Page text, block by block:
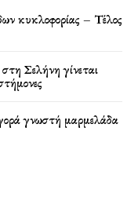
κυκλοφορίας – Τέλος
Σελήνη γίνεται
γνωστή μαρμελάδα